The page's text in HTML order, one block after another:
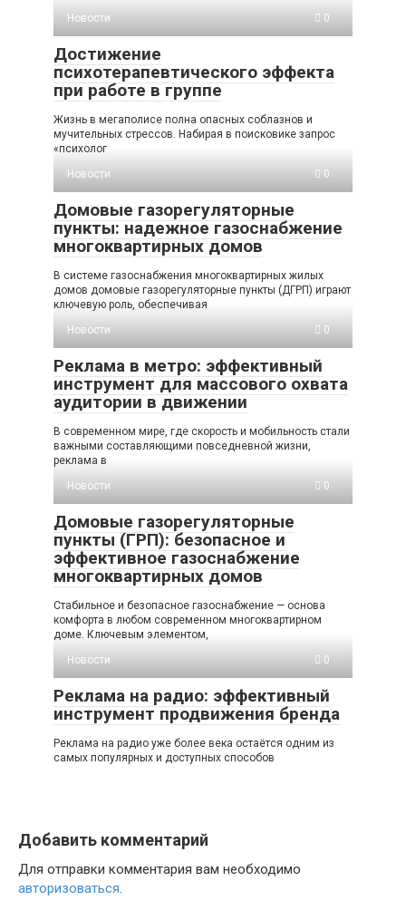
Новости
0
Достижение
психотерапевтического эффекта
при работе в группе
Жизнь в мегаполисе полна опасных соблазнов и
мучительных стрессов. Набирая в поисковике запрос
«психолог
Новости
0
Домовые газорегуляторные
пункты: надежное газоснабжение
многоквартирных домов
В системе газоснабжения многоквартирных жилых
домов домовые газорегуляторные пункты (ДГРП) играют
ключевую роль, обеспечивая
Новости
0
Реклама в метро: эффективный
инструмент для массового охвата
аудитории в движении
В современном мире, где скорость и мобильность стали
важными составляющими повседневной жизни,
реклама в
Новости
0
Домовые газорегуляторные
пункты (ГРП): безопасное и
эффективное газоснабжение
многоквартирных домов
Стабильное и безопасное газоснабжение — основа
комфорта в любом современном многоквартирном
доме. Ключевым элементом,
Новости
0
Реклама на радио: эффективный
инструмент продвижения бренда
Реклама на радио уже более века остаётся одним из
самых популярных и доступных способов
Добавить комментарий
Для отправки комментария вам необходимо
авторизоваться